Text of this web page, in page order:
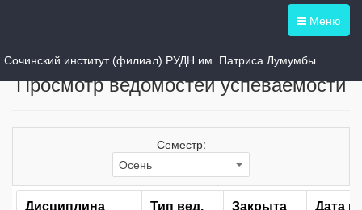
Меню
Сочинский институт (филиал) РУДН им. Патриса Лумумбы
Просмотр ведомостей успеваемости
Семестр:
Дисциплина Тип вед. Закрыта Дата